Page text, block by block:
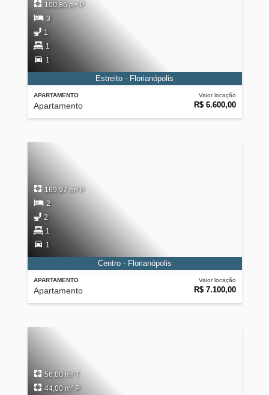
APARTAMENTO
Apartamento
Valor locação
R$ 6.600,00
100,86 m² P
3
1
1
1
Estreito - Florianópolis
APARTAMENTO
Apartamento
Valor locação
R$ 7.100,00
169,97 m² P
2
2
1
1
Centro - Florianópolis
56,00 m² T
44,00 m² P